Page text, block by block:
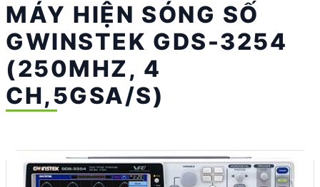
MÁY HIỆN SÓNG SỐ
GWINSTEK GDS-3254
(250MHZ, 4
CH,5GSA/S)